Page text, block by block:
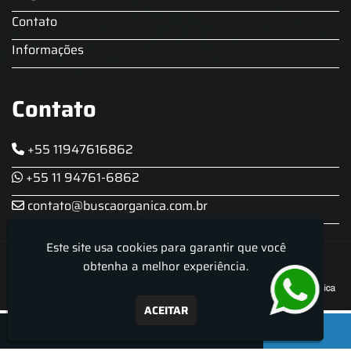
Contato
Informações
Contato
+55 11947616862
+55 11 94761-6862
contato@buscaorganica.com.br
Roda do Chopp - Aluguel De Chopeira
Este site usa cookies para garantir que você
obtenha a melhor experiência.
ACEITAR